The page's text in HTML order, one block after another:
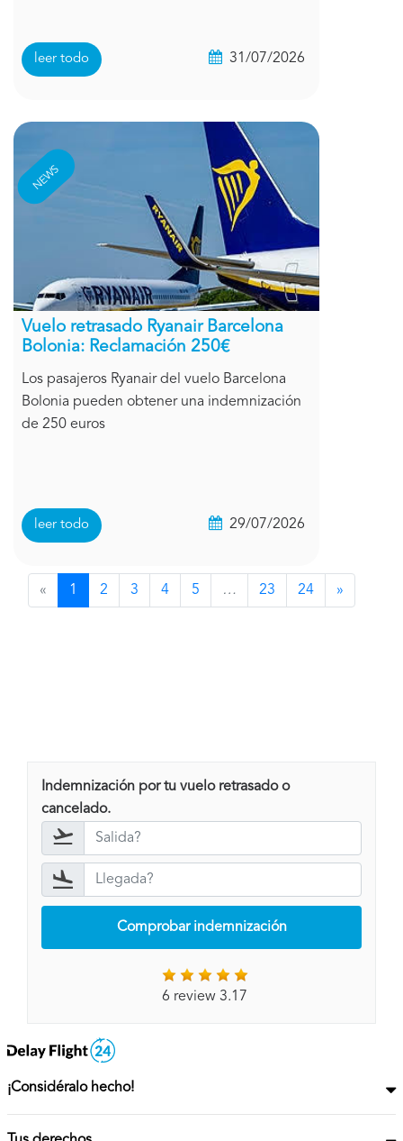
leer todo 31/07/2026
NEWS
Vuelo retrasado Ryanair Barcelona
Bolonia: Reclamación 250€
Los pasajeros Ryanair del vuelo Barcelona
Bolonia pueden obtener una indemnización
de 250 euros
leer todo 29/07/2026
« 1 2 3 4 5 … 23 24 »
Indemnización por tu vuelo retrasado o
cancelado.
Comprobar indemnización
6 review 3.17
¡Considéralo hecho!